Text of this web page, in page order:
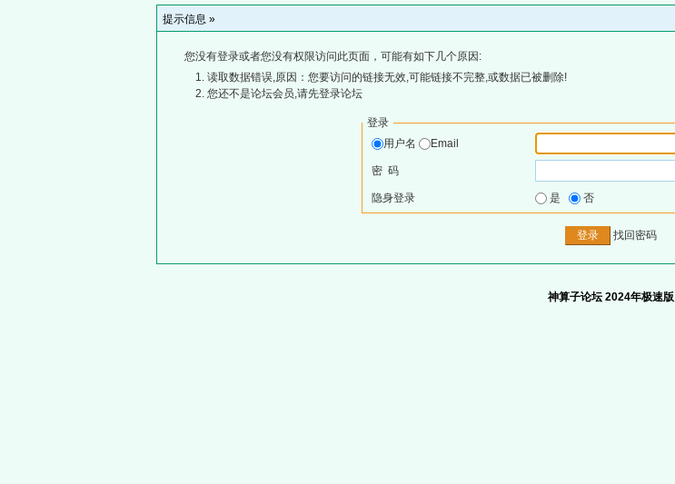
提示信息 »
您没有登录或者您没有权限访问此页面，可能有如下几个原因:
读取数据错误,原因：您要访问的链接无效,可能链接不完整,或数据已被删除!
您还不是论坛会员,请先登录论坛
登录
用户名
Email
密 码
隐身登录 是 否
找回密码
神算子论坛 2024年极速版